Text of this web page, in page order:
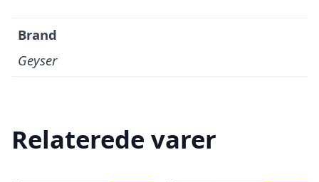
Brand
Geyser
Relaterede varer